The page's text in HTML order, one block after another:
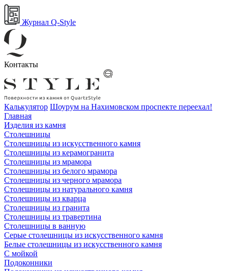
Журнал Q-Style
Контакты
Калькулятор Шоурум на Нахимовском проспекте переехал!
Главная
Изделия из камня
Столешницы
Столешницы из искусственного камня
Столешницы из керамогранита
Столешницы из мрамора
Столешницы из белого мрамора
Столешницы из черного мрамора
Столешницы из натурального камня
Столешницы из кварца
Столешницы из гранита
Столешницы из травертина
Столешницы в ванную
Серые столешницы из искусственного камня
Белые столешницы из искусственного камня
С мойкой
Подоконники